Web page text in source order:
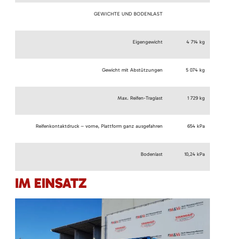
GEWICHTE UND BODENLAST
Eigengewicht 4 714 kg
Gewicht mit Abstützungen 5 074 kg
Max. Reifen-Traglast 1 729 kg
Reifenkontaktdruck – vorne, Plattform ganz ausgefahren 654 kPa
Bodenlast 10,24 kPa
IM EINSATZ